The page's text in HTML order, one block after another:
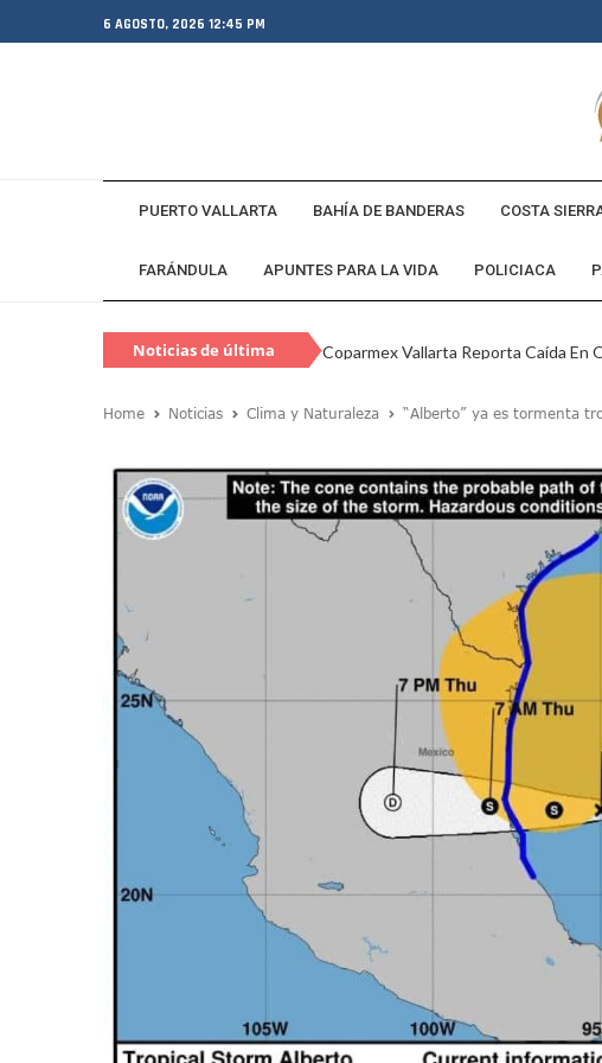
6 AGOSTO, 2026 12:45 PM
PUERTO VALLARTA BAHÍA DE BANDERAS COSTA
FARÁNDULA APUNTES PARA LA VIDA POLICIACA
Noticias de última
Coparmex Vallarta Reporta Caída En
Juan Calderón Pide Oración Para
Frustran Presunto Secuestro Virtual
Infecciones Respiratorias Encabezan
SIOP Moderniza La Casa De La
Van Por La Reorganización De Los
Estados Unidos Endurece Su
Buscan A Wilber Armando
Melissa Madero Exige Aclarar
Washington Enfrenta Una
Avanza Plan Para Construir Estadio
Nuevas Concesiones De Taxis En
Mueren Cuatro Personas Tras
Bruno Blancas Lleva El Mensaje De
Liberan 180 Crías De Iguana Verde
Puerto Vallarta Participa En Los
Ofrecerán Asesoría Jurídica Gratuita
Juan Solís E Iris Torres Buscan
Realizan Operativo Preventivo En
Arquitecto Luis Munguía Reconoce
Home Noticias Clima y Naturaleza “Alberto” ya es tormenta